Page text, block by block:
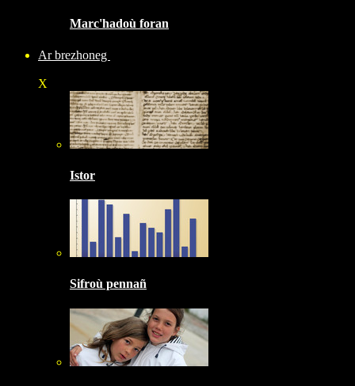
Marc'hadoù foran
Ar brezhoneg
X
Istor
Sifroù pennañ